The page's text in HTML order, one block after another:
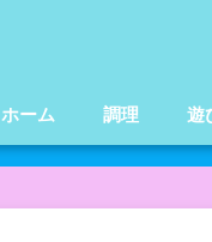
ホーム 調理 遊